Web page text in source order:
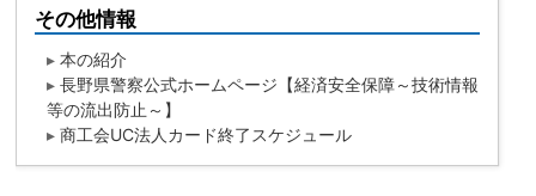
その他情報
▸本の紹介
▸長野県警察公式ホームページ【経済安全保障～技術情報
等の流出防止～】
▸商工会UC法人カード終了スケジュール